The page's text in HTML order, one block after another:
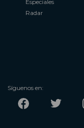
Especiales
Radar
Síguenos en: